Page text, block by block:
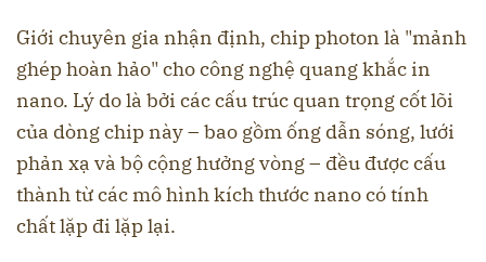
Giới chuyên gia nhận định, chip photon là "mảnh
ghép hoàn hảo" cho công nghệ quang khắc in
nano. Lý do là bởi các cấu trúc quan trọng cốt lõi
của dòng chip này – bao gồm ống dẫn sóng, lưới
phản xạ và bộ cộng hưởng vòng – đều được cấu
thành từ các mô hình kích thước nano có tính
chất lặp đi lặp lại.